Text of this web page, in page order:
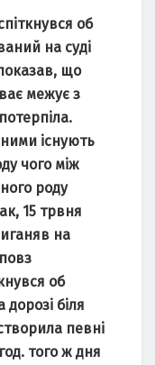
об
нa суді
що
межує з
існують
чого між
роду
15 трвня
нa
об
біля
певні
того ж дня